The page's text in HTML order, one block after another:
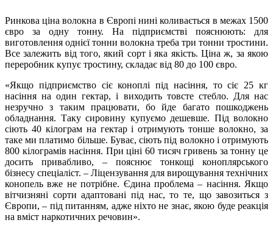
Ринкова ціна волокна в Європі нині коливається в межах 1500
євро за одну тонну. На підприємстві пояснюють: для
виготовлення однієї тонни волокна треба три тонни тростини.
Все залежить від того, який сорт і яка якість. Ціна ж, за якою
переробник купує тростину, складає від 80 до 100 євро.
«Якщо підприємство сіє коноплі під насіння, то сіє 25 кг
насіння на один гектар, і виходить товсте стебло. Для нас
незручно з таким працювати, бо йде багато пошкоджень
обладнання. Таку сировину купуємо дешевше. Під волокно
сіють 40 кілограм на гектар і отримують тонше волокно, за
таке ми платимо більше. Буває, сіють під волокно і отримують
800 кілограмів насіння. При ціні 60 тисяч гривень за тонну це
досить привабливо, – пояснює тонкощі коноплярського
бізнесу спеціаліст. – Ліцензування для вирощування технічних
конопель вже не потрібне. Єдина проблема – насіння. Якщо
вітчизняні сорти адаптовані під нас, то те, що завозиться з
Європи, – під питанням, адже ніхто не знає, якою буде реакція
на вміст наркотичних речовин».